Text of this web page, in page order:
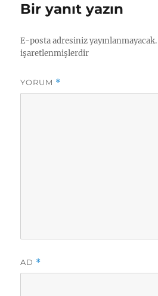
Bir yanıt yazın
E-posta adresiniz yayınlanmayacak.
işaretlenmişlerdir
YORUM *
AD *